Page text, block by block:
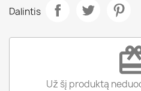
Dalintis
Už šį produktą